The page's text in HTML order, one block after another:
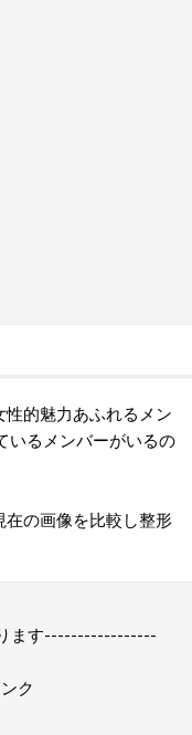
性的魅力あふれるメン
いるメンバーがいるの
在の画像を比較し整形
ます-----------------
ク